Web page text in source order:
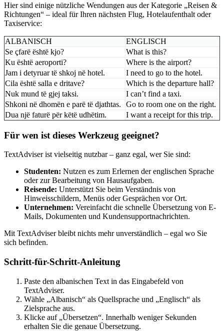
Hier sind einige nützliche Wendungen aus der Kategorie „Reisen &
Richtungen“ – ideal für Ihren nächsten Flug, Hotelaufenthalt oder
Taxiservice:
ALBANISCH
ENGLISCH
Se çfarë është kjo?
What is this?
Ku është aeroporti?
Where is the airport?
Jam i detyruar të shkoj në hotel.
I need to go to the hotel.
Cila është salla e dritave?
Which is the departure hall?
Nuk mund të gjej taksi.
I can’t find a taxi.
Shkoni në dhomën e parë të djathtas.
Go to room one on the right.
Dua një faturë për këtë udhëtim.
I want a receipt for this trip.
Für wen ist dieses Werkzeug geeignet?
TextAdviser ist vielseitig nutzbar – ganz egal, wer Sie sind:
Studenten: Nutzen es zum Erlernen der englischen Sprache
oder zur Bearbeitung von Hausaufgaben.
Reisende: Unterstützt Sie beim Verständnis von
Hinweisschildern, Menüs oder Gesprächen vor Ort.
Unternehmen: Vereinfacht die schnelle Übersetzung von E-
Mails, Dokumenten und Kundensupportnachrichten.
Mit TextAdviser bleibt nichts mehr unverständlich – egal wo Sie
sich befinden.
Schritt-für-Schritt-Anleitung
Paste den albanischen Text in das Eingabefeld von
TextAdviser.
Wähle „Albanisch“ als Quellsprache und „Englisch“ als
Zielsprache aus.
Klicke auf „Übersetzen“. Innerhalb weniger Sekunden
erhalten Sie die genaue Übersetzung.